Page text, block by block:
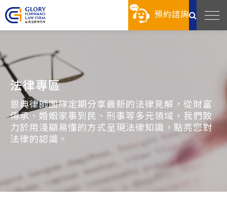
預約諮詢
法律專區
恩典律師團隊定期分享最新的法律見解，從財富
傳承、婚姻家事到民、刑事等多元領域，我們致
力於用淺顯易懂的方式呈現法律知識，點亮您對
法律的認識。